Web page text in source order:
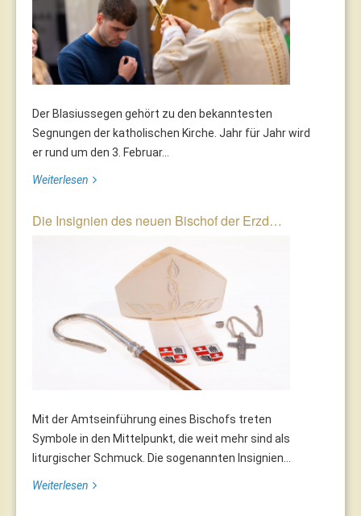
Der Blasiussegen gehört zu den bekanntesten
Segnungen der katholischen Kirche. Jahr für Jahr wird
er rund um den 3. Februar...
Weiterlesen
Die Insignien des neuen Bischof der Erzd…
Mit der Amtseinführung eines Bischofs treten
Symbole in den Mittelpunkt, die weit mehr sind als
liturgischer Schmuck. Die sogenannten Insignien...
Weiterlesen